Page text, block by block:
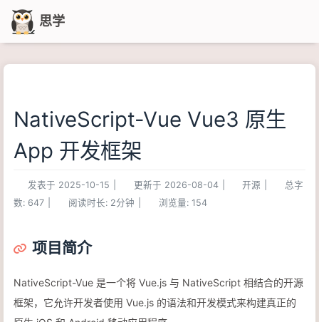
思学
NativeScript-Vue Vue3 原生
App 开发框架
发表于 2025-10-15 更新于 2026-08-04 开源
总字
数: 647 阅读时长: 2分钟 浏览量: 154
项目简介
NativeScript-Vue 是一个将 Vue.js 与 NativeScript 相结合的开源
框架，它允许开发者使用 Vue.js 的语法和开发模式来构建真正的